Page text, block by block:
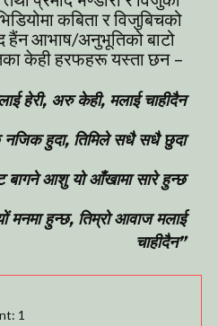
कबिता र विजुबिचको
हैंन आभाष/अनुभूतिको बाटो
केही हरफहरू यस्ता छन –
हेरी, अरु केही, मलाई चाहीदैन
हुदा, तिमिले सधै सधै छुदा
बागने आशु योआँखामा सारे हुन्छ
मनमा हुन्छ, तिम्रो आवाज मलाई
चाहीदैन”
1